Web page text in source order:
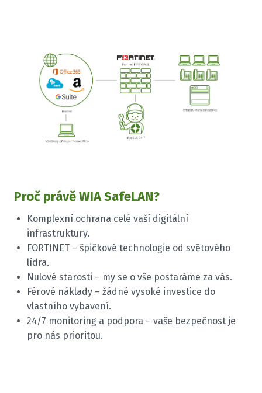
Proč právě WIA SafeLAN?
Komplexní ochrana celé vaší digitální
infrastruktury.
FORTINET – špičkové technologie od světového
lídra.
Nulové starosti – my se o vše postaráme za vás.
Férové náklady – žádné vysoké investice do
vlastního vybavení.
24/7 monitoring a podpora – vaše bezpečnost je
pro nás prioritou.